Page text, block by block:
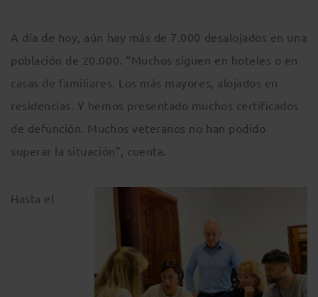
A día de hoy, aún hay más de 7.000 desalojados en una
población de 20.000. “Muchos siguen en hoteles o en
casas de familiares. Los más mayores, alojados en
residencias. Y hemos presentado muchos certificados
de defunción. Muchos veteranos no han podido
superar la situación”, cuenta.
Hasta el